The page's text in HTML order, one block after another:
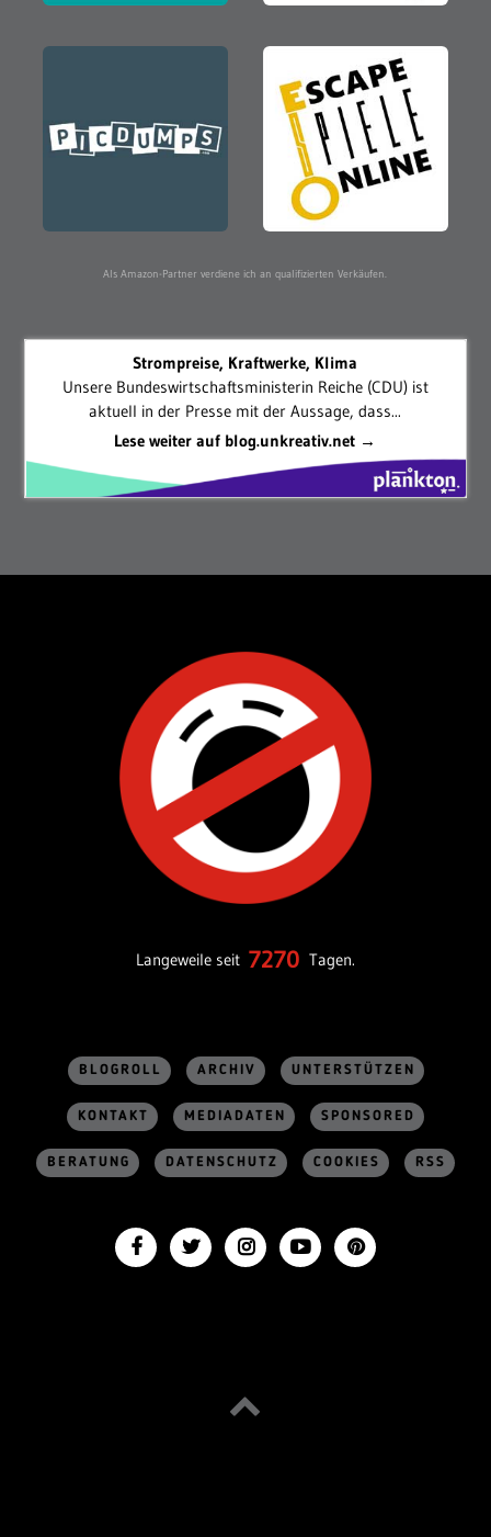
Als Amazon-Partner verdiene ich an qualifizierten Verkäufen.
Strompreise, Kraftwerke, Klima
Unsere Bundeswirtschaftsministerin Reiche (CDU) ist
aktuell in der Presse mit der Aussage, dass...
Lese weiter auf blog.unkreativ.net →
Langeweile seit 7270 Tagen.
BLOGROLL ARCHIV UNTERSTÜTZEN
KONTAKT MEDIADATEN SPONSORED
BERATUNG DATENSCHUTZ COOKIES RSS